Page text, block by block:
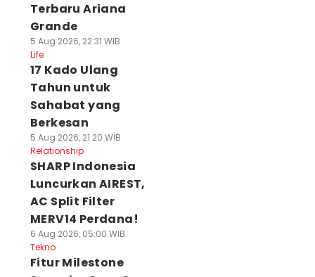
Terbaru Ariana
Grande
5 Aug 2026, 22:31 WIB
Life
17 Kado Ulang
Tahun untuk
Sahabat yang
Berkesan
5 Aug 2026, 21:20 WIB
Relationship
SHARP Indonesia
Luncurkan AIREST,
AC Split Filter
MERV14 Perdana!
6 Aug 2026, 05:00 WIB
Tekno
Fitur Milestone